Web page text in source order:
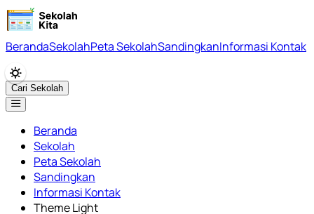
BerandaSekolahPeta SekolahSandingkanInformasi Kontak
Cari Sekolah
Beranda
Sekolah
Peta Sekolah
Sandingkan
Informasi Kontak
Theme Light